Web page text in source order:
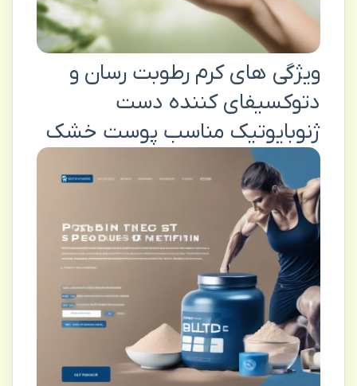
ویژگی های کرم رطوبت رسان و
دتوکسیفای کننده دست
ژنوبایوتیک مناسب پوست خشک